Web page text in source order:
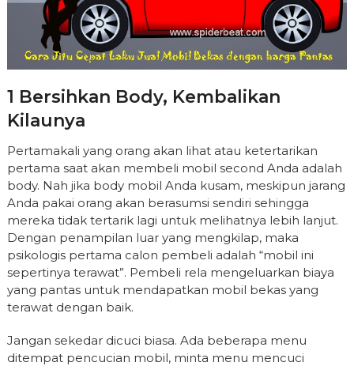
1 Bersihkan Body, Kembalikan
Kilaunya
Pertamakali yang orang akan lihat atau ketertarikan
pertama saat akan membeli mobil second Anda adalah
body. Nah jika body mobil Anda kusam, meskipun jarang
Anda pakai orang akan berasumsi sendiri sehingga
mereka tidak tertarik lagi untuk melihatnya lebih lanjut.
Dengan penampilan luar yang mengkilap, maka
psikologis pertama calon pembeli adalah “mobil ini
sepertinya terawat”. Pembeli rela mengeluarkan biaya
yang pantas untuk mendapatkan mobil bekas yang
terawat dengan baik.
Jangan sekedar dicuci biasa. Ada beberapa menu
ditempat pencucian mobil, minta menu mencuci